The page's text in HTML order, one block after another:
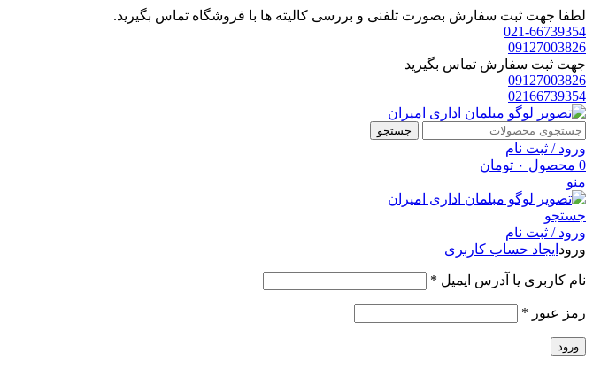
لطفا جهت ثبت سفارش بصورت تلفنی و بررسی کالیته ها با فروشگاه تماس بگیرید.
021-66739354
09127003826
جهت ثبت سفارش تماس بگیرید
09127003826
02166739354
جستجو
ورود / ثبت نام
0 محصول ۰ تومان
منو
جستجو
ورود / ثبت نام
ورود ایجاد حساب کاربری
نام کاربری یا آدرس ایمیل *
رمز عبور *
ورود